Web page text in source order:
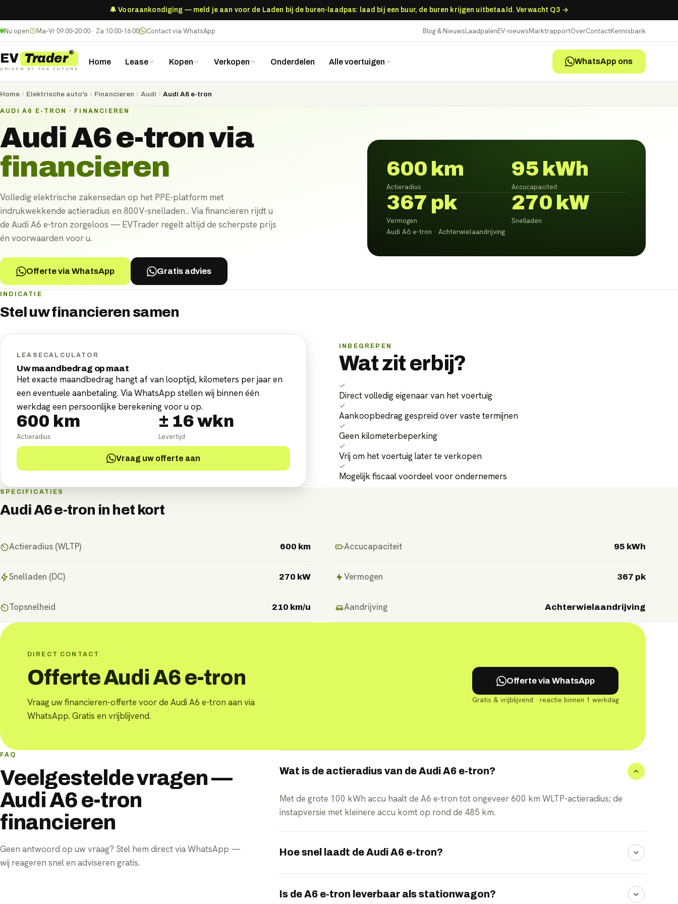
🔔 Vooraankondiging — meld je aan voor de Laden bij de buren-laadpas: laad bij een buur, de buren krijgen uitbetaald. Verwacht Q3 →
Nu open Ma–Vr 09:00–20:00 · Za 10:00–16:00 Contact via WhatsApp Blog & NieuwsLaadpalenEV-nieuwsMarktrapportOverContactKennisbank
EV Trader®
DRIVEN BY THE FUTURE
Home Lease Kopen Verkopen Onderdelen Alle voertuigen WhatsApp ons
Home Elektrische auto's Financieren Audi Audi A6 e-tron
AUDI A6 E-TRON · FINANCIEREN
Audi A6 e-tronvia
financieren
Volledig elektrische zakensedan op het PPE-platform met
indrukwekkende actieradius en 800V-snelladen.. Via financieren rijdt u
de Audi A6 e-tron zorgeloos — EVTrader regelt altijd de scherpste prijs
én voorwaarden voor u.
Offerte via WhatsApp Gratis advies
600 km
Actieradius
95 kWh
Accucapaciteit
367 pk
Vermogen
270 kW
Snelladen
Audi A6 e-tron · Achterwielaandrijving
INDICATIE
Stel uwfinancieren samen
LEASECALCULATOR
Uw maandbedrag op maat
Het exacte maandbedrag hangt af van looptijd, kilometers per jaar en
een eventuele aanbetaling. Via WhatsApp stellen wij binnen één
werkdag een persoonlijke berekening voor u op.
600 km
Actieradius
± 16 wkn
Levertijd
Vraag uw offerte aan
INBEGREPEN
Wat zit erbij?
Direct volledig eigenaar van het voertuig
Aankoopbedrag gespreid over vaste termijnen
Geen kilometerbeperking
Vrij om het voertuig later te verkopen
Mogelijk fiscaal voordeel voor ondernemers
SPECIFICATIES
Audi A6 e-tron in het kort
Actieradius (WLTP) 600 km Accucapaciteit 95 kWh
Snelladen (DC) 270 kW Vermogen 367 pk
Topsnelheid 210 km/u Aandrijving Achterwielaandrijving
DIRECT CONTACT
Offerte Audi A6 e-tron
Vraag uw financieren-offerte voor de Audi A6 e-tron aan via
WhatsApp. Gratis en vrijblijvend.
Offerte via WhatsApp
Gratis & vrijblijvend · reactie binnen 1 werkdag
FAQ
Veelgestelde vragen —
Audi A6 e-tron
financieren
Geen antwoord op uw vraag? Stel hem direct via WhatsApp —
wij reageren snel en adviseren gratis.
Wat is de actieradius van de Audi A6 e-tron?
Met de grote 100 kWh accu haalt de A6 e-tron tot ongeveer 600 km WLTP-actieradius; de
instapversie met kleinere accu komt op rond de 485 km.
Hoe snel laadt de Audi A6 e-tron?
procent in ongeveer 21 minuten geladen is.
Is de A6 e-tron leverbaar als stationwagon?